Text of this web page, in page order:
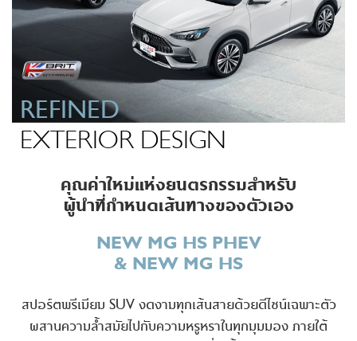
REFINED
EXTERIOR DESIGN
คุณค่าใหม่แห่งยนตรกรรมสำหรับ
ผู้นำที่กำหนดเส้นทางของตัวเอง
NEW MG HS PHEV
& NEW MG HS
สปอร์ตพรีเมียม SUV งดงามทุกเส้นสายด้วยดีไซน์เฉพาะตัว
ผสานความล้ำสมัยไปกับความหรูหราในทุกมุมมอง ภายใต้